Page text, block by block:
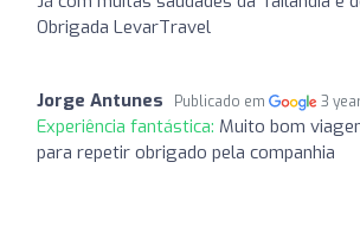
Obrigada LevarTravel
Jorge Antunes Publicado em 3
Experiência fantástica: Muito bom
para repetir obrigado pela companhia